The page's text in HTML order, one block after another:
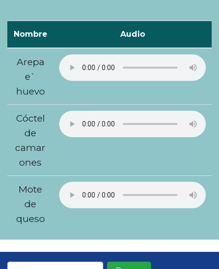
Nombre Audio
Arepa
e`
huevo
Cóctel
de
camar
ones
Mote
de
queso